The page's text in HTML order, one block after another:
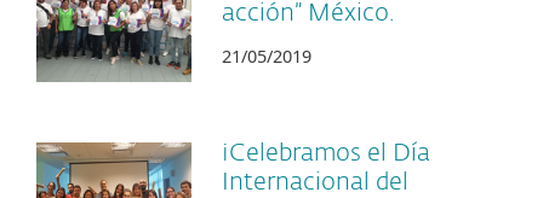
acción” México.
21/05/2019
¡Celebramos el Día
Internacional del